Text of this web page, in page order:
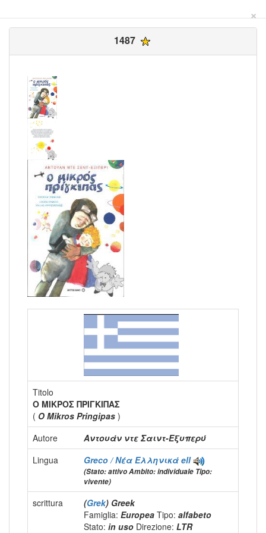
×
1487
Titolo
Ο ΜΙΚΡΟΣ ΠΡΙΓΚΙΠΑΣ
( O Mikros Pringipas )
Autore
Αντουάν ντε Σαιντ-Εξυπερύ
Lingua
Greco / Νέα Ελληνικά ell
(Stato: attivo Ambito: individuale Tipo:
vivente)
scrittura (Grek) Greek
Famiglia: Europea Tipo: alfabeto
Stato: in uso Direzione: LTR